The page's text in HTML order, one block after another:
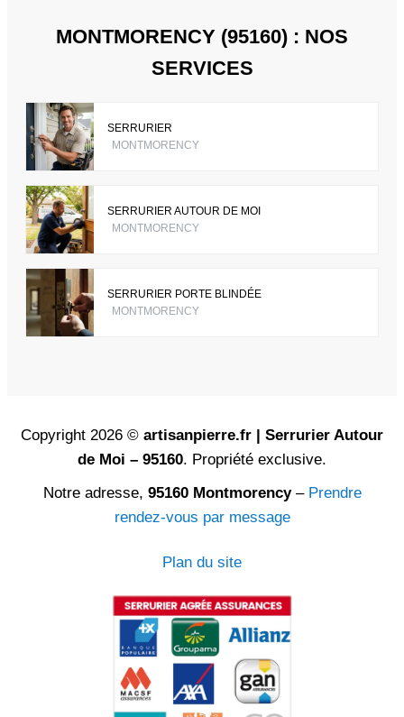
MONTMORENCY (95160) : NOS
SERVICES
SERRURIER
MONTMORENCY
SERRURIER AUTOUR DE MOI
MONTMORENCY
SERRURIER PORTE BLINDÉE
MONTMORENCY
Copyright 2026 © artisanpierre.fr | Serrurier Autour
de Moi – 95160. Propriété exclusive.
Notre adresse, 95160 Montmorency– Prendre
rendez-vous par message
Plan du site